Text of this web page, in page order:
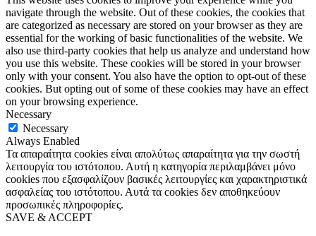
navigate through the website. Out of these cookies, the cookies that
are categorized as necessary are stored on your browser as they are
essential for the working of basic functionalities of the website. We
also use third-party cookies that help us analyze and understand how
you use this website. These cookies will be stored in your browser
only with your consent. You also have the option to opt-out of these
cookies. But opting out of some of these cookies may have an effect
on your browsing experience.
Necessary
Necessary
Always Enabled
Τα απαραίτητα cookies είναι απολύτως απαραίτητα για την σωστή
λειτουργία του ιστότοπου. Αυτή η κατηγορία περιλαμβάνει μόνο
cookies που εξασφαλίζουν βασικές λειτουργίες και χαρακτηριστικά
ασφαλείας του ιστότοπου. Αυτά τα cookies δεν αποθηκεύουν
προσωπικές πληροφορίες.
SAVE & ACCEPT